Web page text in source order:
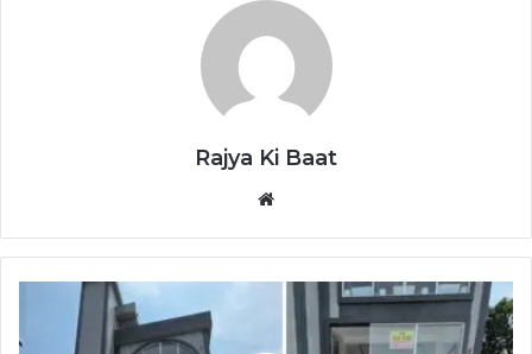
Rajya Ki Baat